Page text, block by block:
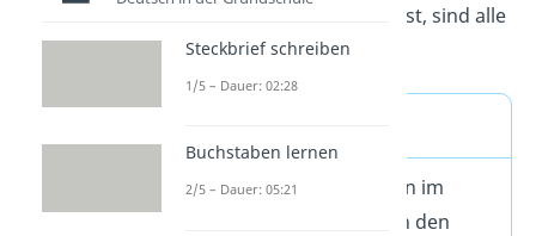
Regenbogen komplett ist, sind alle
Aspekte enthalten.
Zu viele Informationen im
ersten Satz schrecken den
Steckbrief schreiben
1/5 – Dauer: 02:28
Buchstaben lernen
2/5 – Dauer: 05:21